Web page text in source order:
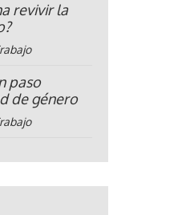
revivir la
paso
de género